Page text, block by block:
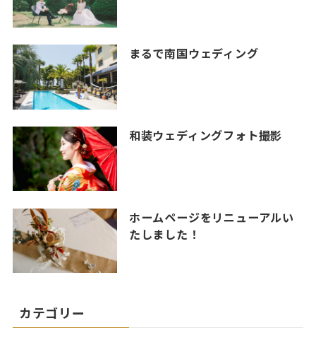
まるで南国ウェディング
和装ウェディングフォト撮影
ホームページをリニューアルい
たしました！
カテゴリー